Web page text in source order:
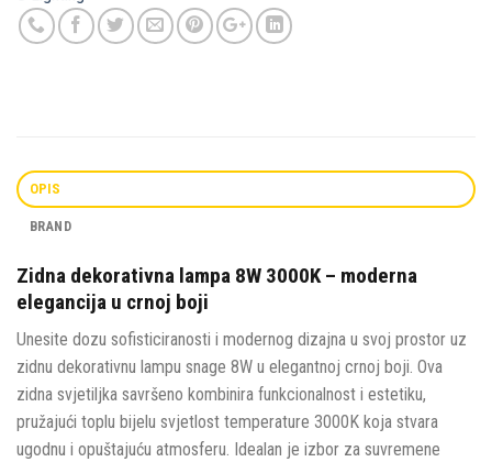
OPIS
BRAND
Zidna dekorativna lampa 8W 3000K – moderna
elegancija u crnoj boji
Unesite dozu sofisticiranosti i modernog dizajna u svoj prostor uz
zidnu dekorativnu lampu snage 8W u elegantnoj crnoj boji. Ova
zidna svjetiljka savršeno kombinira funkcionalnost i estetiku,
pružajući toplu bijelu svjetlost temperature 3000K koja stvara
ugodnu i opuštajuću atmosferu. Idealan je izbor za suvremene